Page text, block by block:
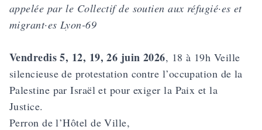
appelée par le Collectif de soutien aux réfugié·es et
migrant·es Lyon-69
Vendredis 5, 12, 19, 26 juin 2026, 18 à 19h Veille
silencieuse de protestation contre l’occupation de la
Palestine par Israël et pour exiger la Paix et la
Justice.
Perron de l’Hôtel de Ville,